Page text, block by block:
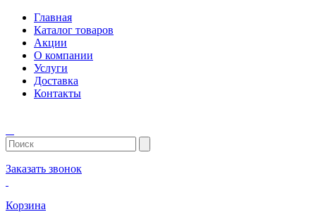
Главная
Каталог товаров
Акции
О компании
Услуги
Доставка
Контакты
Заказать звонок
Корзина